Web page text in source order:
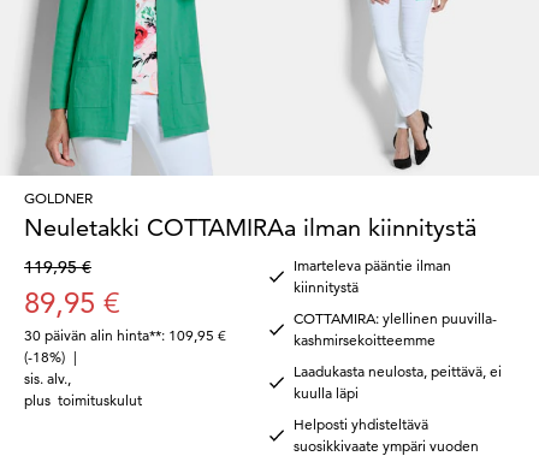
GOLDNER
Neuletakki COTTAMIRAa ilman kiinnitystä
119,95 €
89,95 €
30 päivän alin hinta**: 109,95 €
(-18%) |
sis. alv.
plus toimituskulut
Imarteleva pääntie ilman
kiinnitystä
COTTAMIRA: ylellinen puuvilla-
kashmirsekoitteemme
Laadukasta neulosta, peittävä, ei
kuulla läpi
Helposti yhdisteltävä
suosikkivaate ympäri vuoden